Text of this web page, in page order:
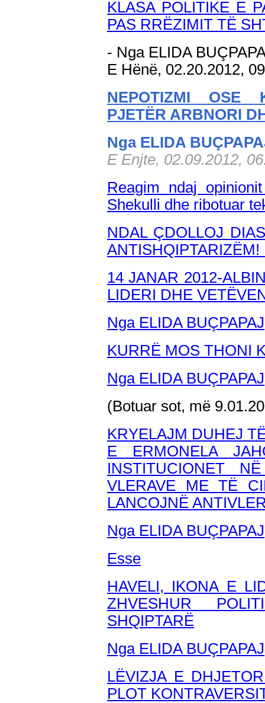
KLASA POLITIKE E
PAS RRËZIMIT TË
- Nga ELIDA
E Hënë, 02.20.2012,
NEPOTIZMI OSE
PJETËR ARBNORI
Nga ELIDA
E Enjte, 02.09.2012,
Reagim ndaj
Shekulli dhe ribotuar
NDAL ÇDOLLOJ
ANTISHQIPTARIZËM!
14 JANAR 2012-
LIDERI DHE
Nga ELIDA BUÇPAPAJ
KURRË MOS THONI
Nga ELIDA BUÇPAPAJ
(Botuar sot, më
KRYELAJM DUHEJ
E ERMONELA
INSTITUCIONET
VLERAVE ME TË
LANCOJNË
Nga ELIDA BUÇPAPAJ
Esse
HAVELI, IKONA E
ZHVESHUR
SHQIPTARË
Nga ELIDA BUÇPAPAJ
LËVIZJA E
PLOT